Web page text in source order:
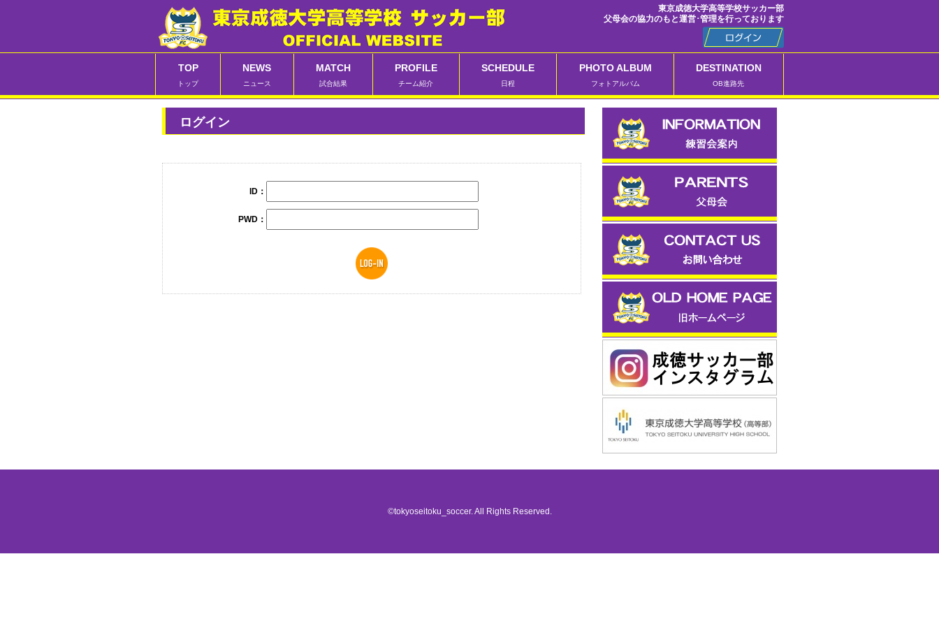
東京成徳大学高等学校サッカー部
父母会の協力のもと運営･管理を行っております
TOP
トップ
NEWS
ニュース
MATCH
試合結果
PROFILE
チーム紹介
SCHEDULE
日程
PHOTO ALBUM
フォトアルバム
DESTINATION
OB進路先
ログイン
ID：
PWD：
©tokyoseitoku_soccer. All Rights Reserved.